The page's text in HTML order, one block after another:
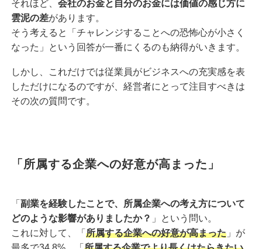
それほど、 会社のお金と自分のお金には価値の感じ方に
雲泥の差があります。
そう考えると「チャレンジすることへの恐怖心が小さく
なった」という回答が一番にくるのも納得がいきます。
しかし、これだけでは従業員がビジネスへの充実感を表
しただけになるのですが、経営者にとって注目すべきは
その次の質問です。
「所属する企業への好意が高まった」
「 副業を経験したことで、所属企業への考え方について
どのような影響がありましたか？ 」という問い。
これに対して、「 所属する企業への好意が高まった 」が